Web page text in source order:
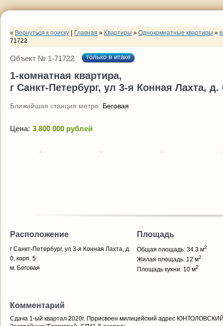
« Вернуться к поиску Главная » Квартиры » Однокомнатные квартиры »
71722
Объект № 1-71722 только в итаке
1-комнатная квартира,
г Санкт-Петербург, ул 3-я Конная Лахта, д.
Ближайшая станция метро: Беговая
Цена: 3 800 000 рублей
Расположение
г Санкт-Петербург, ул 3-я Конная Лахта, д.
0, корп. 5
м. Беговая
Площадь
Общая площадь: 34.3 м2
Жилая площадь: 12 м2
Площадь кухни: 10 м2
Комментарий
Сдача 1-ый квартал 2020г. Пррисвоен милицейский адрес